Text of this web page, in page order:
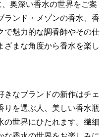
奥深い香水の世界をご案
ランド・メゾンの香水、香
で魅力的な調香師やその仕
ざまな角度から香水を楽し
きなブランドの新作はチェ
りを選ぶ人、美しい香水瓶
の世界にひたれます。繊細